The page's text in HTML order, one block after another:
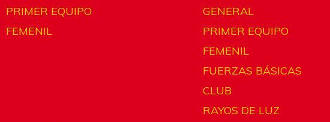
PRIMER EQUIPO
FEMENIL
GENERAL
PRIMER EQUIPO
FEMENIL
FUERZAS BÁSICAS
CLUB
RAYOS DE LUZ